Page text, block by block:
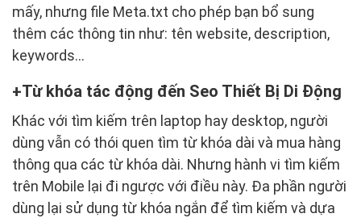
mấy, nhưng file Meta.txt cho phép bạn bổ sung
thêm các thông tin như: tên website, description,
keywords...
Từ khóa tác động đến Seo Thiết Bị Di Động
Khác với tìm kiếm trên laptop hay desktop, người
dùng vẫn có thói quen tìm từ khóa dài và mua hàng
thông qua các từ khóa dài. Nhưng hành vi tìm kiếm
trên Mobile lại đi ngược với điều này. Đa phần người
dùng lại sử dụng từ khóa ngắn để tìm kiếm và dựa